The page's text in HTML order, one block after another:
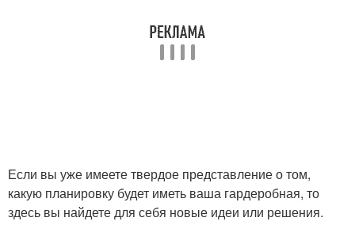
Если вы уже имеете твердое представление о том,
какую планировку будет иметь ваша гардеробная, то
здесь вы найдете для себя новые идеи или решения.